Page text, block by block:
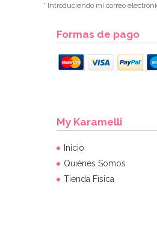
* Introduciendo mi correo
Formas de pago
My Karamelli
Inicio
Quiénes Somos
Tienda Física